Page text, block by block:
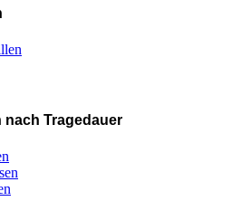
nach Tragedauer